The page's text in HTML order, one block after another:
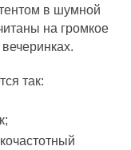
в шумной
на громкое
так: